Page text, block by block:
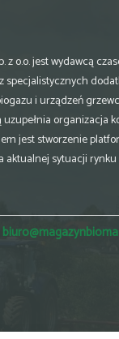
z o.o. jest wydawcą
specjalistycznych
i urządzeń
uzupełnia organizacja
jest stworzenie
aktualnej sytuacji rynku